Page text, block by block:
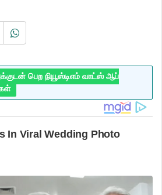
பெற நியூஸ்டிஎம் வாட்ஸ் ஆப்